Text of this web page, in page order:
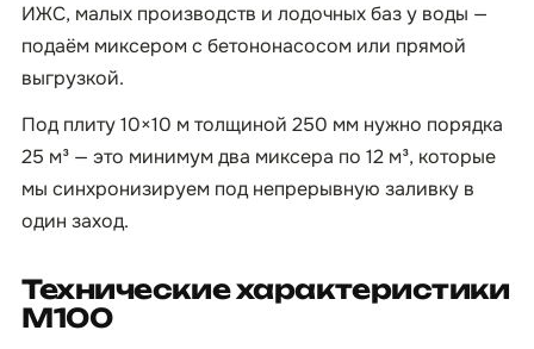
ИЖС, малых производств и лодочных баз у воды —
подаём миксером с бетононасосом или прямой
выгрузкой.
Под плиту 10×10 м толщиной 250 мм нужно порядка
25 м³ — это минимум два миксера по 12 м³, которые
мы синхронизируем под непрерывную заливку в
один заход.
Технические характеристики
М100